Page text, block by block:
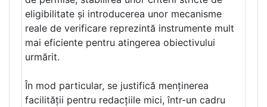
eligibilitate și introducerea unor mecanisme
reale de verificare reprezintă instrumente mult
mai eficiente pentru atingerea obiectivului
urmărit.
În mod particular, se justifică menținerea
facilității pentru redacțiile mici, într-un cadru